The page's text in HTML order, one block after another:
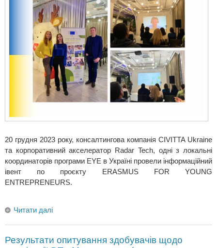
20 грудня 2023 року, консалтингова компанія CIVITTA Ukraine
та корпоративний акселератор Radar Tech, одні з локальні
координаторів програми EYE в Україні провели інформаційний
івент по проєкту ERASMUS FOR YOUNG
ENTREPRENEURS.
Читати далі
Результати опитування здобувачів щодо